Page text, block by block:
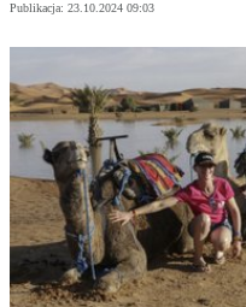
Publikacja: 23.10.2024 09:03